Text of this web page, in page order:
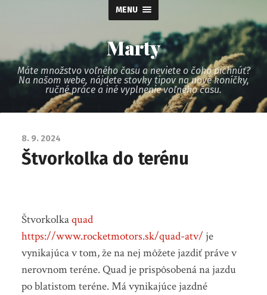
MENU
Marty
Máte množstvo voľného času a neviete o čoho pichnúť?
Na našom webe, nájdete stovky tipov na nové koníčky,
ručné práce a iné vyplnenie voľného času.
8. 9. 2024
Štvorkolka do terénu
Štvorkolkaquad
https://www.rocketmotors.sk/quad-atv/ je
vynikajúca v tom, že na nej môžete jazdiť práve v
nerovnom teréne. Quad je prispôsobená na jazdu
po blatistom teréne. Má vynikajúce jazdné